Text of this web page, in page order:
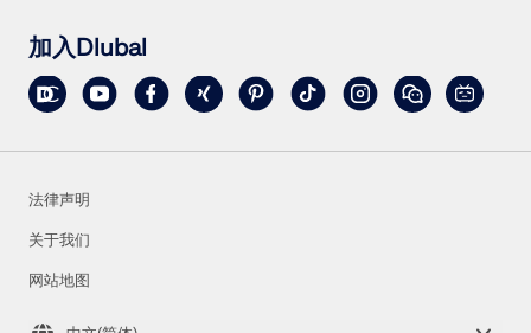
在线培训
上传客户项目
客户项目
在线手册
加入Dlubal
法律声明
关于我们
网站地图